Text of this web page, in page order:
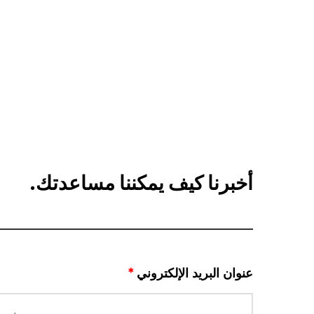
أخبرنا كيف يمكننا مساعدتك.
عنوان البريد الإلكتروني*